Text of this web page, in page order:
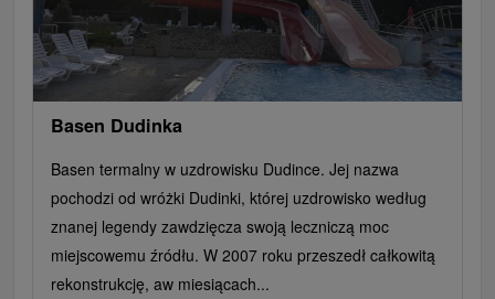
Rafting, rafting, rafting
Obiekty architektoniczne
Ośrodek narciarski
Pola golfowe
Tory gokartowe
Amfiteatry i kina w przyrodzie
Szlaki winne
Cyklotrasy
Basen Dudinka
Basen termalny w uzdrowisku Dudince. Jej nazwa
pochodzi od wróżki Dudinki, której uzdrowisko według
znanej legendy zawdzięcza swoją leczniczą moc
miejscowemu źródłu. W 2007 roku przeszedł całkowitą
rekonstrukcję, aw miesiącach...